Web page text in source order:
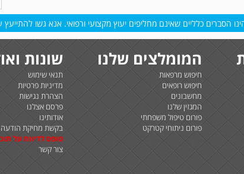
הסברים כלליים שאינם מחליפים יעוץ מקצועי ורפואי. אנא גשו להתייעץ
המומלצים שלנו
חיפוש מרפאות
חיפוש רופאים
מחשבונים
המגזין שלנו
פורום טיפול משפחתי
פורום ניתוחי קטרקט
שונות
תנאי שימוש
מדיניות פרטיות
הצהרת נגישות
פרסם אצלנו
אודותינו
בקשת מחיקת הודעה
טופס לדיווח על
צור קשר